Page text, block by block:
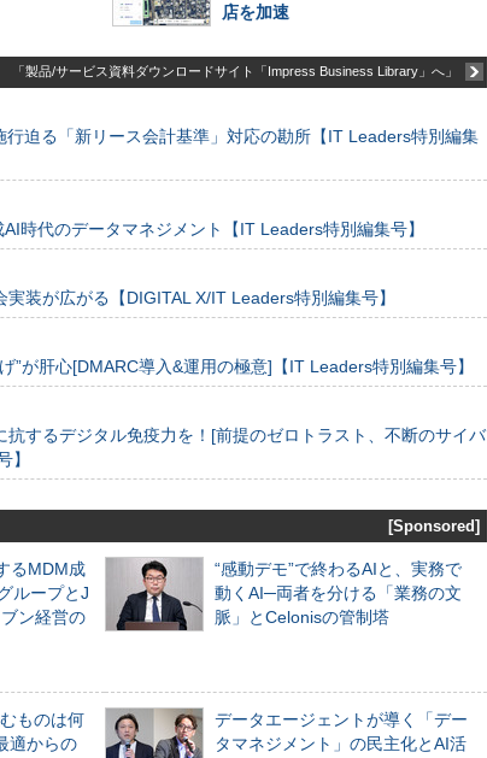
店を加速
「製品/サービス資料ダウンロードサイト「Impress Business Library」へ」
迫る「新リース会計基準」対応の勘所【IT Leaders特別編集
時代のデータマネジメント【IT Leaders特別編集号】
装が広がる【DIGITAL X/IT Leaders特別編集号】
”が肝心[DMARC導入&運用の極意]【IT Leaders特別編集号】
するデジタル免疫力を！[前提のゼロトラスト、不断のサイバ
】
[Sponsored]
るMDM成
ループとJ
ン経営の
“感動デモ”で終わるAIと、実務で
動くAI─両者を分ける「業務の文
脈」とCelonisの管制塔
ものは何
適からの
データエージェントが導く「デー
タマネジメント」の民主化とAI活